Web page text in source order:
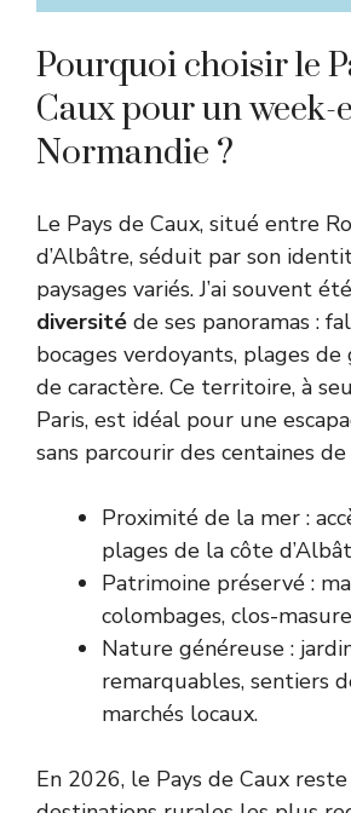
Pourquoi choisir le
Caux pour un week-
Normandie ?
Le Pays de Caux, situé entre
d’Albâtre, séduit par son
paysages variés. J’ai souvent
diversité de ses panoramas :
bocages verdoyants, plages
de caractère. Ce territoire, à
Paris, est idéal pour une
sans parcourir des centaines
Proximité de la mer :
plages de la côte
Patrimoine préservé :
colombages, clos-
Nature généreuse :
remarquables, sentiers
marchés locaux.
En 2026, le Pays de Caux reste